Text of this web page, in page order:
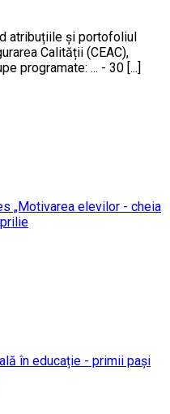
atribuțiile și portofoliul
Calității (CEAC),
programate: ... - 30 [...]
„Motivarea elevilor - cheia
în educație - primii pași